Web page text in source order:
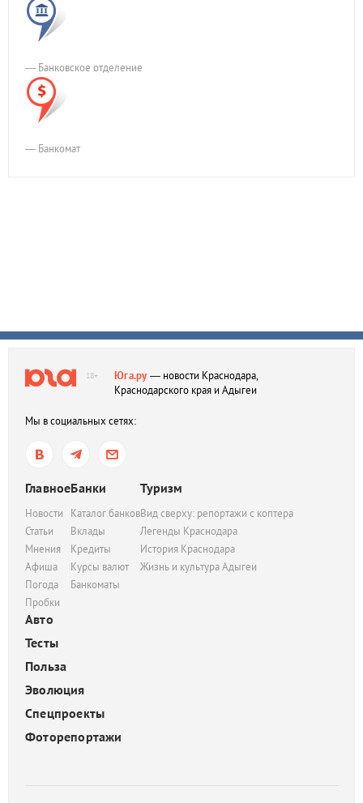
— Банковское отделение
— Банкомат
18+ Юга.ру— новости Краснодара,
Краснодарского края и Адыгеи
Мы в социальных сетях:
Главное
Новости
Статьи
Мнения
Афиша
Погода
Пробки
Банки
Каталог банков
Вклады
Кредиты
Курсы валют
Банкоматы
Туризм
Вид сверху: репортажи с коптера
Легенды Краснодара
История Краснодара
Жизнь и культура Адыгеи
Авто
Тесты
Польза
Эволюция
Спецпроекты
Фоторепортажи